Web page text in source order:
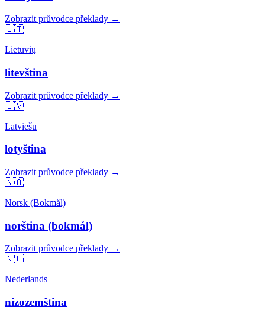
Zobrazit průvodce překlady →
🇱🇹
Lietuvių
litevština
Zobrazit průvodce překlady →
🇱🇻
Latviešu
lotyština
Zobrazit průvodce překlady →
🇳🇴
Norsk (Bokmål)
norština (bokmål)
Zobrazit průvodce překlady →
🇳🇱
Nederlands
nizozemština